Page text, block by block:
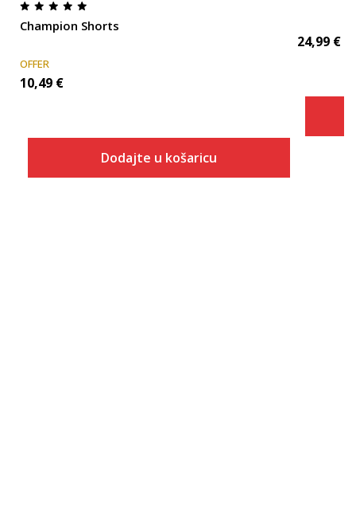
Champion Shorts
OFFER
10,49 €
Dodajte u košaricu
24,99 €